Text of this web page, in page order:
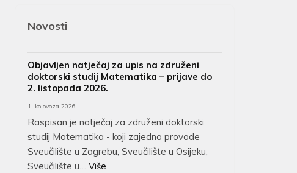
Novosti
Objavljen natječaj za upis na združeni
doktorski studij Matematika – prijave do
2. listopada 2026.
1. kolovoza 2026.
Raspisan je natječaj za združeni doktorski
studij Matematika - koji zajedno provode
Sveučilište u Zagrebu, Sveučilište u Osijeku,
Sveučilište u…Više